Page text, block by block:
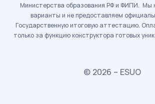
Министерства образования РФ и ФИПИ. Мы
варианты и не предоставляем
Государственную итоговую аттестацию.
только за функцию конструктора готовых
© 2026 – ESUO